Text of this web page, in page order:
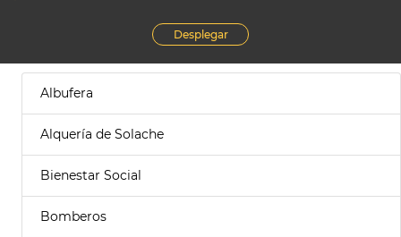
Desplegar
Albufera
Alquería de Solache
Bienestar Social
Bomberos